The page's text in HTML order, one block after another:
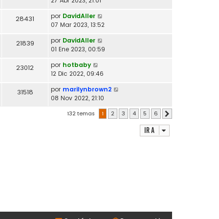
28431 por DavidAller
07 Mar 2023, 13:52
21839 por DavidAller
01 Ene 2023, 00:59
23012 por hotbaby
12 Dic 2022, 09:46
31518 por marilynbrown2
08 Nov 2022, 21:10
132 temas 1 2 3 4 5 6
Ir a